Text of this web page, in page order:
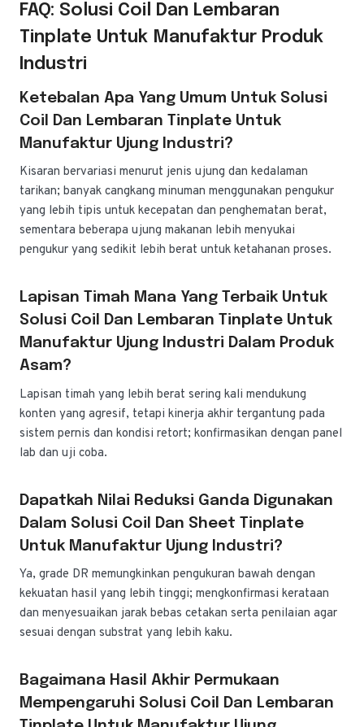
FAQ: Solusi Coil Dan Lembaran
Tinplate Untuk Manufaktur Produk
Industri
Ketebalan Apa Yang Umum Untuk Solusi
Coil Dan Lembaran Tinplate Untuk
Manufaktur Ujung Industri?
Kisaran bervariasi menurut jenis ujung dan kedalaman
tarikan; banyak cangkang minuman menggunakan pengukur
yang lebih tipis untuk kecepatan dan penghematan berat,
sementara beberapa ujung makanan lebih menyukai
pengukur yang sedikit lebih berat untuk ketahanan proses.
Lapisan Timah Mana Yang Terbaik Untuk
Solusi Coil Dan Lembaran Tinplate Untuk
Manufaktur Ujung Industri Dalam Produk
Asam?
Lapisan timah yang lebih berat sering kali mendukung
konten yang agresif, tetapi kinerja akhir tergantung pada
sistem pernis dan kondisi retort; konfirmasikan dengan panel
lab dan uji coba.
Dapatkah Nilai Reduksi Ganda Digunakan
Dalam Solusi Coil Dan Sheet Tinplate
Untuk Manufaktur Ujung Industri?
Ya, grade DR memungkinkan pengukuran bawah dengan
kekuatan hasil yang lebih tinggi; mengkonfirmasi kerataan
dan menyesuaikan jarak bebas cetakan serta penilaian agar
sesuai dengan substrat yang lebih kaku.
Bagaimana Hasil Akhir Permukaan
Mempengaruhi Solusi Coil Dan Lembaran